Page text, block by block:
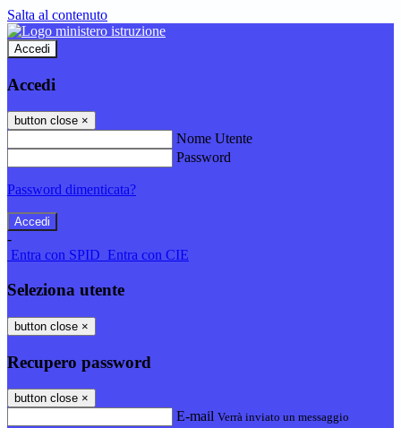
Salta al contenuto
Accedi
Accedi
button close ×
Nome Utente
Password
Password dimenticata?
-
Entra con SPID Entra con CIE
Seleziona utente
button close ×
Recupero password
button close ×
E-mail Verrà inviato un messaggio